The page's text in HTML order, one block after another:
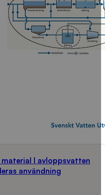
I avloppsvatten
användning